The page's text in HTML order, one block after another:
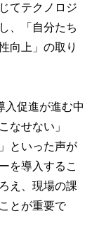
てテクノロジ
、「自分たち
向上」の取り
入促進が進む中
なせない」
といった声が
を導入するこ
え、現場の課
とが重要で